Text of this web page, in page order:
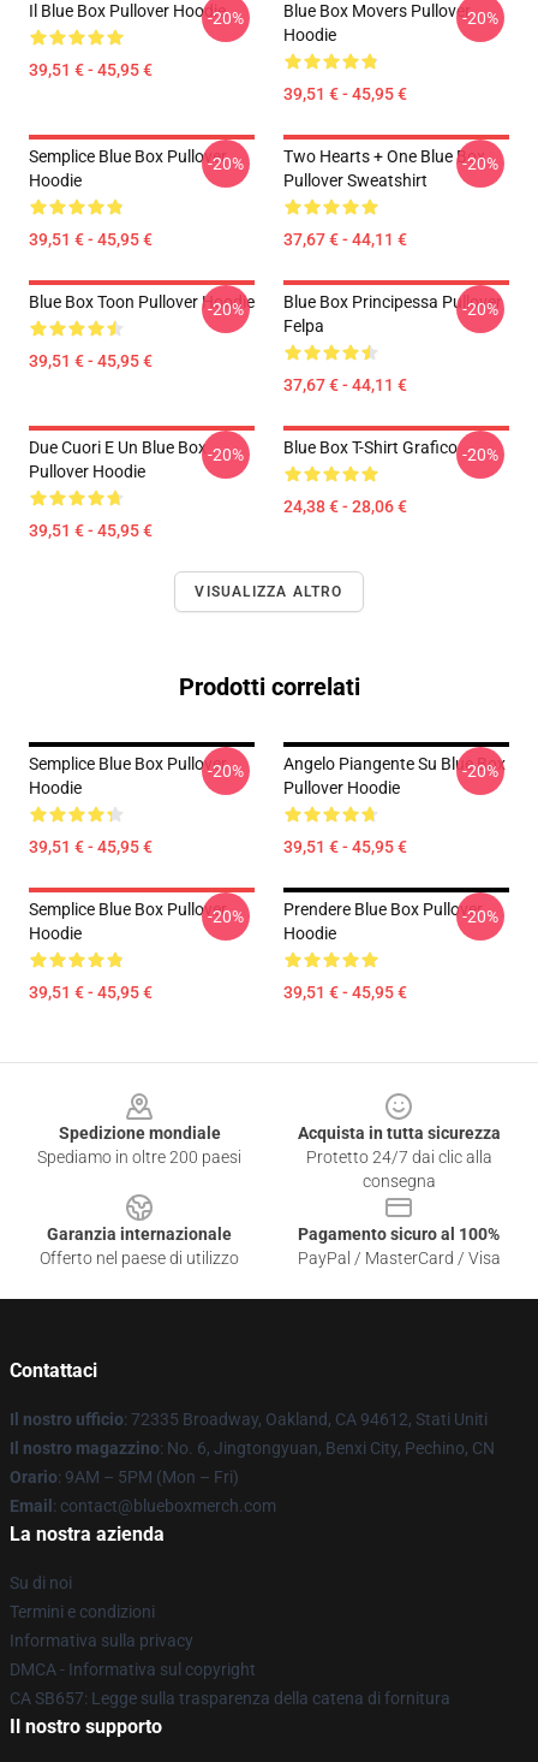
Il Blue Box Pullover Hoodie
39,51 € - 45,95 €
-20%
Blue Box Movers Pullover
Hoodie
39,51 € - 45,95 €
-20%
Semplice Blue Box Pullover
Hoodie
39,51 € - 45,95 €
-20%
Two Hearts + One Blue Box
Pullover Sweatshirt
37,67 € - 44,11 €
-20%
Blue Box Toon Pullover Hoodie
39,51 € - 45,95 €
-20%
Blue Box Principessa Pullover
Felpa
37,67 € - 44,11 €
-20%
Due Cuori E Un Blue Box
Pullover Hoodie
39,51 € - 45,95 €
-20% Blue Box T-Shirt Grafico
24,38 € - 28,06 €
-20%
VISUALIZZA ALTRO
Prodotti correlati
Semplice Blue Box Pullover
Hoodie
39,51 € - 45,95 €
-20%
Angelo Piangente Su Blue Box
Pullover Hoodie
39,51 € - 45,95 €
-20%
Semplice Blue Box Pullover
Hoodie
39,51 € - 45,95 €
-20%
Prendere Blue Box Pullover
Hoodie
39,51 € - 45,95 €
-20%
Spedizione mondiale
Spediamo in oltre 200 paesi
Acquista in tutta sicurezza
Protetto 24/7 dai clic alla
consegna
Garanzia internazionale
Offerto nel paese di utilizzo
Pagamento sicuro al 100%
PayPal / MasterCard / Visa
Contattaci
Il nostro ufficio: 72335 Broadway, Oakland, CA 94612, Stati Uniti
Il nostro magazzino: No. 6, Jingtongyuan, Benxi City, Pechino, CN
Orario: 9AM – 5PM (Mon – Fri)
Email : contact@blueboxmerch.com
La nostra azienda
Su di noi
Termini e condizioni
Informativa sulla privacy
DMCA - Informativa sul copyright
CA SB657: Legge sulla trasparenza della catena di fornitura
Il nostro supporto